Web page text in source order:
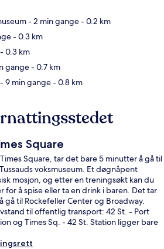
- 2 min gange- 0.2 km
- 0.3 km
- 0.3 km
gange- 0.7 km
- 9 min gange- 0.8 km
Square
Square, tar det bare 5 minutter å gå til
voksmuseum. Et døgnåpent
mosjon, og etter en treningsøkt kan du
for å spise eller ta en drink i baren. Det tar
gå til Rockefeller Center og Broadway.
til offentlig transport: 42 St. - Port
og Times Sq. - 42 St. Station ligger bare